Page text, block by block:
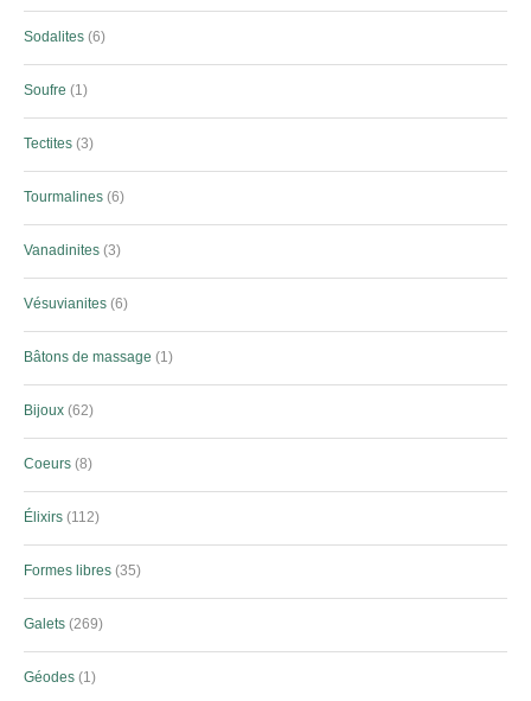
Sodalites 6
Soufre 1
Tectites 3
Tourmalines 6
Vanadinites 3
Vésuvianites 6
Bâtons de massage 1
Bijoux 62
Coeurs 8
Élixirs 112
Formes libres 35
Galets 269
Géodes 1